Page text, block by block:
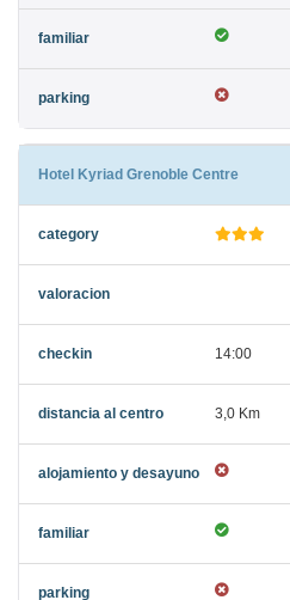
Hotel Kyriad Grenoble Centre
14:00
3,0 Km